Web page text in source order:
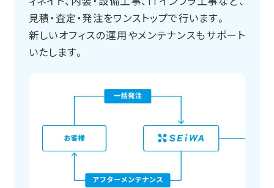
見積・査定・発注をワンストップで行います。
新しいオフィスの運用やメンテナンスもサポート
いたします。